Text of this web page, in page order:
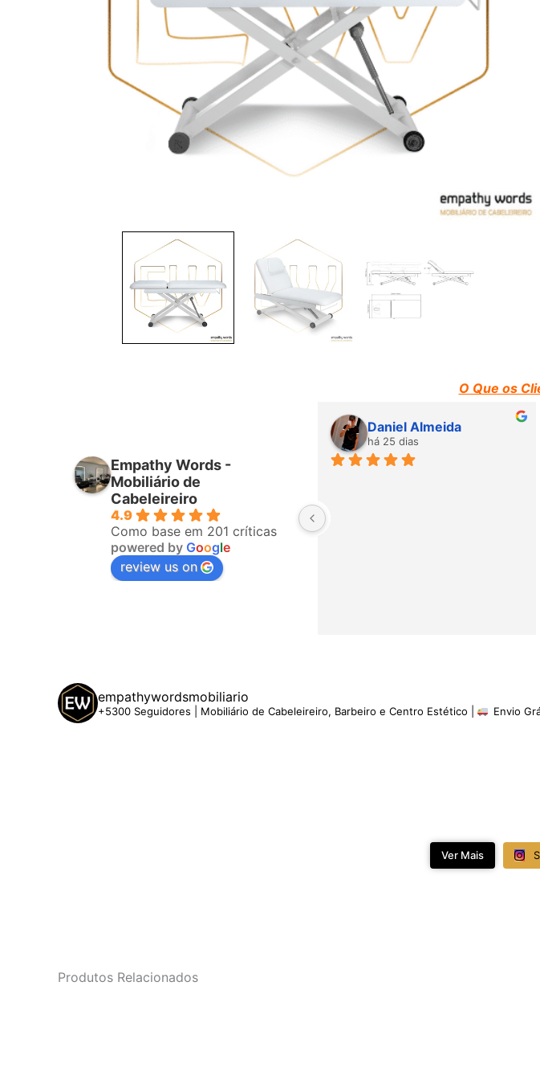
O Que os
Empathy Words -
Mobiliário de
Cabeleireiro
4.9
Como base em 201 críticas
powered by Google
review us on
Perfeito ♥️♥️♥️♥️
Daniel Almeida
há 25 dias
empathywordsmobiliario
+5300 Seguidores | Mobiliário de Cabeleireiro, Barbeiro e Centro Estético | Envio
Ver Mais
Produtos Relacionados